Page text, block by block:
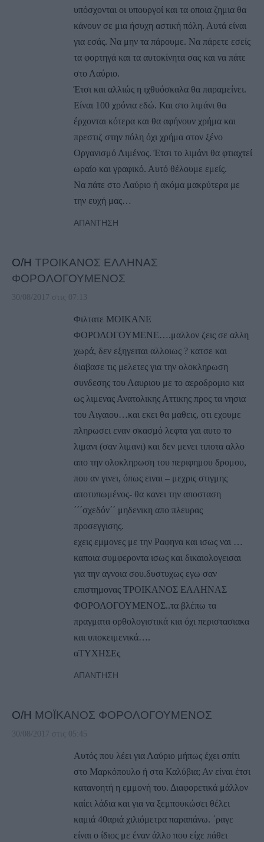
υπόσχονται οι υπουργοί και τα οποια ζημια θα
κάνουν σε μια ήσυχη αστική πόλη. Αυτά είναι
για εσάς. Να μην τα πάρουμε. Να πάρετε εσείς
τα φορτηγά και τα αυτοκίνητα σας και να πάτε
στο Λαύριο.
Έτσι και αλλιώς η ιχθυόσκαλα θα παραμείνει.
Είναι 100 χρόνια εδώ. Και στο λιμάνι θα
έρχονται κότερα και θα αφήνουν χρήμα και
πρεστιζ στην πόλη όχι χρήμα στον ξένο
Οργανισμό Λιμένος. Έτσι το λιμάνι θα φτιαχτεί
ωραίο και γραφικό. Αυτό θέλουμε εμείς.
Να πάτε στο Λαύριο ή ακόμα μακρύτερα με
την ευχή μας…
ΑΠΆΝΤΗΣΗ
Ο/Η ΤΡΟΙΚΑΝΟΣ ΕΛΛΗΝΑΣ
ΦΟΡΟΛΟΓΟΥΜΕΝΟΣ
30/08/2017 στις 07:13
Φιλτατε ΜΟΙΚΑΝΕ
ΦΟΡΟΛΟΓΟΥΜΕΝΕ….μαλλον ζεις σε αλλη
χωρά, δεν εξηγειται αλλοιως ? κατσε και
διαβασε τις μελετες για την ολοκληρωση
συνδεσης του Λαυριου με το αεροδρομιο κια
ως λιμενας Ανατολικης Αττικης προς τα νησια
του Αιγαιου…και εκει θα μαθεις, οτι εχουμε
πληρωσει εναν σκασμό λεφτα γαι αυτο το
λιμανι (σαν λιμανι) και δεν μενει τιποτα αλλο
απο την ολοκληρωση του περιφημου δρομου,
που αν γινει, όπως ειναι – μεχρις στιγμης
αποτυπωμένος- θα κανει την αποσταση
΄΄΄σχεδόν΄΄ μηδενικη απο πλευρας
προσεγγισης.
εχεις εμμονες με την Ραφηνα και ισως ναι …
καποια συμφεροντα ισως και δικαιολογεισαι
για την αγνοια σου.δυστυχως εγω σαν
επιστημονας ΤΡΟΙΚΑΝΟΣ ΕΛΛΗΝΑΣ
ΦΟΡΟΛΟΓΟΥΜΕΝΟΣ..τα βλέπω τα
πραγματα ορθολογιστικά κια όχι περιστασιακα
και υποκειμενικά….
αΤΥΧΗΣΕς
ΑΠΆΝΤΗΣΗ
Ο/Η ΜΟΪΚΑΝΟΣ ΦΟΡΟΛΟΓΟΥΜΕΝΟΣ
30/08/2017 στις 05:45
Αυτός που λέει για Λαύριο μήπως έχει σπίτι
στο Μαρκόπουλο ή στα Καλύβια; Αν είναι έτσι
κατανοητή η εμμονή του. Διαφορετικά μάλλον
καίει λάδια και για να ξεμπουκώσει θέλει
καμιά 40αριά χιλιόμετρα παραπάνω. ΄ραγε
είναι ο ίδιος με έναν άλλο που είχε πάθει